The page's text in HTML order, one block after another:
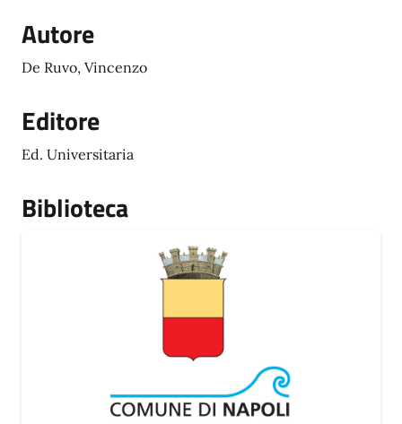
Autore
De Ruvo, Vincenzo
Editore
Ed. Universitaria
Biblioteca